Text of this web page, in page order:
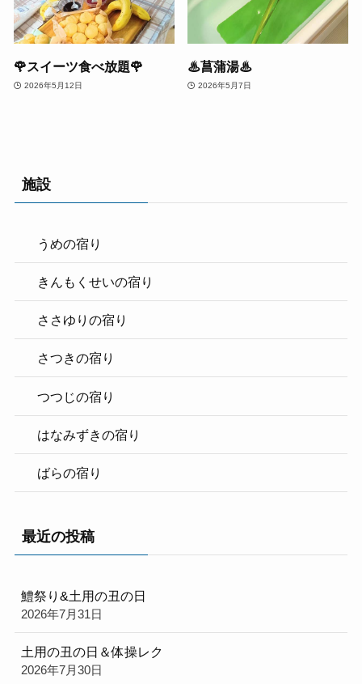
🌹スイーツ食べ放題🌹
2026年5月12日
♨菖蒲湯♨
2026年5月7日
施設
うめの宿り
きんもくせいの宿り
ささゆりの宿り
さつきの宿り
つつじの宿り
はなみずきの宿り
ばらの宿り
最近の投稿
鱧祭り&土用の丑の日
2026年7月31日
土用の丑の日＆体操レク
2026年7月30日